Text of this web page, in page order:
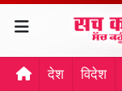
देश विदेश